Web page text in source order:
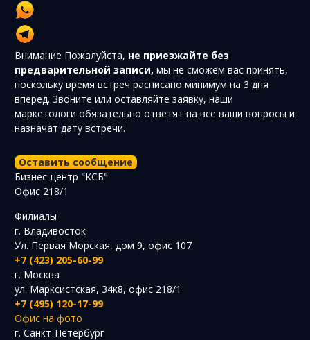
Внимание Пожалуйста, не приезжайте без
предварительной записи, мы не сможем вас принять,
поскольку время встреч расписано минимум на 3 дня
вперед. Звоните или оставляйте заявку, наши
маркетологи обязательно ответят на все ваши вопросы и
назначат дату встречи.
Оставить сообщение
Бизнес-центр "КСБ"
Офис 218/1
Филиалы
г. Владивосток
Ул. Первая Морская, дом 9, офис 107
+7 (423) 205-60-99
г. Москва
ул. Марксистская, 34к8, офис 218/1
+7 (495) 120-17-99
Офис на фото
г. Санкт-Петербург